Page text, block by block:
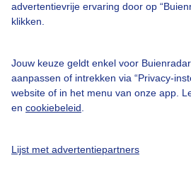
advertentievrije ervaring door op
klikken.
Jouw keuze geldt enkel voor
aanpassen of intrekken via “Privacy-
website of in het menu van onze app.
en cookiebeleid
Lijst met advertentiepartners
Veelgestelde vragen
Gebruikersvoorwaarden
Adverteren
Privacy beleid